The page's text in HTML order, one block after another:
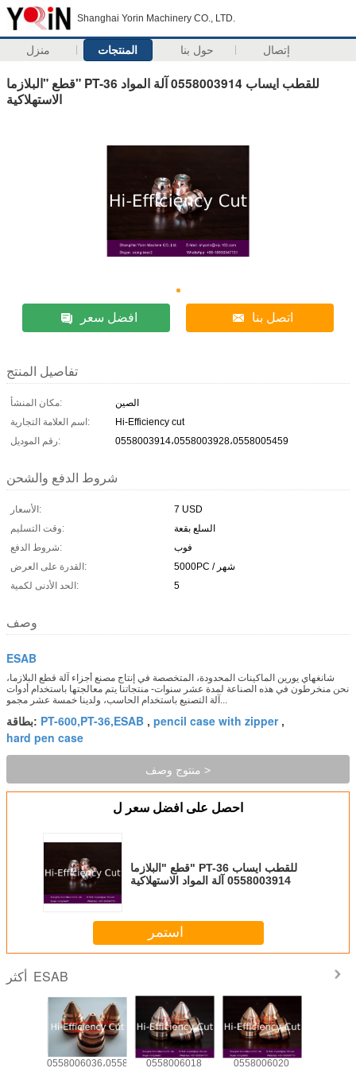
Shanghai Yorin Machinery CO., LTD.
منزل المنتجات حول بنا إتصال
قطع "البلازما" PT-36 للقطب ايساب 0558003914 آلة المواد
الاستهلاكية
افضل سعر اتصل بنا
تفاصيل المنتج
مكان المنشأ:
الصين
اسم العلامة التجارية:
Hi-Efficiency cut
رقم الموديل:
0558003914،0558003928،0558005459
شروط الدفع والشحن
الأسعار:
7 USD
وقت التسليم:
السلع بقعة
شروط الدفع:
فوب
القدرة على العرض:
5000PC / شهر
الحد الأدنى لكمية:
5
وصف
ESAB
شانغهاي يورين الماكينات المحدودة، المتخصصة في إنتاج مصنع أجزاء آلة قطع البلازما،
نحن منخرطون في هذه الصناعة لمدة عشر سنوات- منتجاتنا يتم معالجتها باستخدام أدوات
آلة التصنيع باستخدام الحاسب، ولدينا خمسة عشر مجمو...
بطاقة: PT-600,PT-36,ESAB , pencil case with zipper,
hard pen case
منتوج وصف >
احصل على افضل سعر ل
قطع "البلازما" PT-36 للقطب ايساب
0558003914 آلة المواد الاستهلاكية
استمر
ESAB
0558006036،0558006030،0558006041
0558006018 0558006020